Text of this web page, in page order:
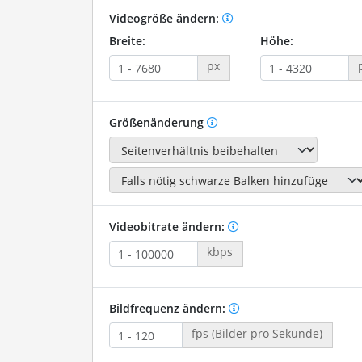
Videogröße ändern:
Breite:
px
Höhe:
Größenänderung
Videobitrate ändern:
kbps
Bildfrequenz ändern:
fps (Bilder pro Sekunde)